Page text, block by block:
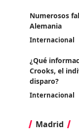
Numerosos
Alemania
Internacional
¿Qué
Crooks, el
disparo?
Internacional
Madrid